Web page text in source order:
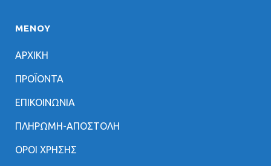
ΜΕΝΟΥ
ΑΡΧΙΚΗ
ΠΡΟΪΟΝΤΑ
ΕΠΙΚΟΙΝΩΝΙΑ
ΠΛΗΡΩΜΗ-ΑΠΟΣΤΟΛΗ
ΟΡΟΙ ΧΡΗΣΗΣ